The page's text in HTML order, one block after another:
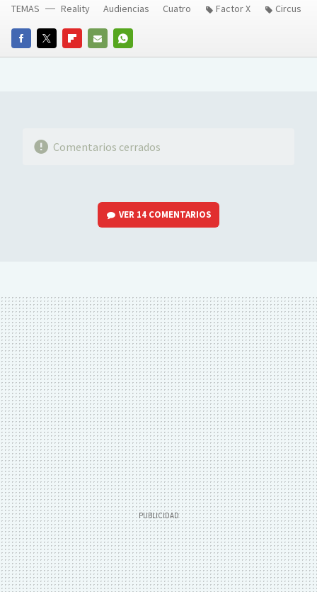
FACEBOOKTWITTERFLIPBOARD
E-
WHATSAPP
TEMAS Reality Audiencias Cuatro Factor X Circus
Comentarios cerrados
VER 14 COMENTARIOS